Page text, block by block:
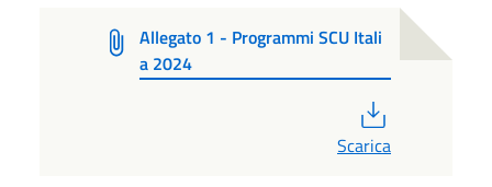
Allegato 1 - Programmi SCU Itali
a 2024
Scarica